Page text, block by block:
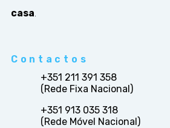
casa.
Contactos
+351 211 391 358
(Rede Fixa Nacional)
+351 913 035 318
(Rede Móvel Nacional)